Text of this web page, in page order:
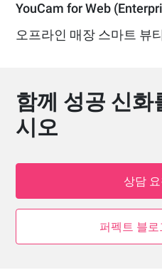
YouCam for Web
오프라인 매장 스마트 뷰
함께 성공 신화
시오
상담 요
퍼펙트 블로